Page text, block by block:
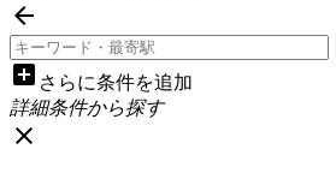

add_box さらに条件を追加
詳細条件から探す
close